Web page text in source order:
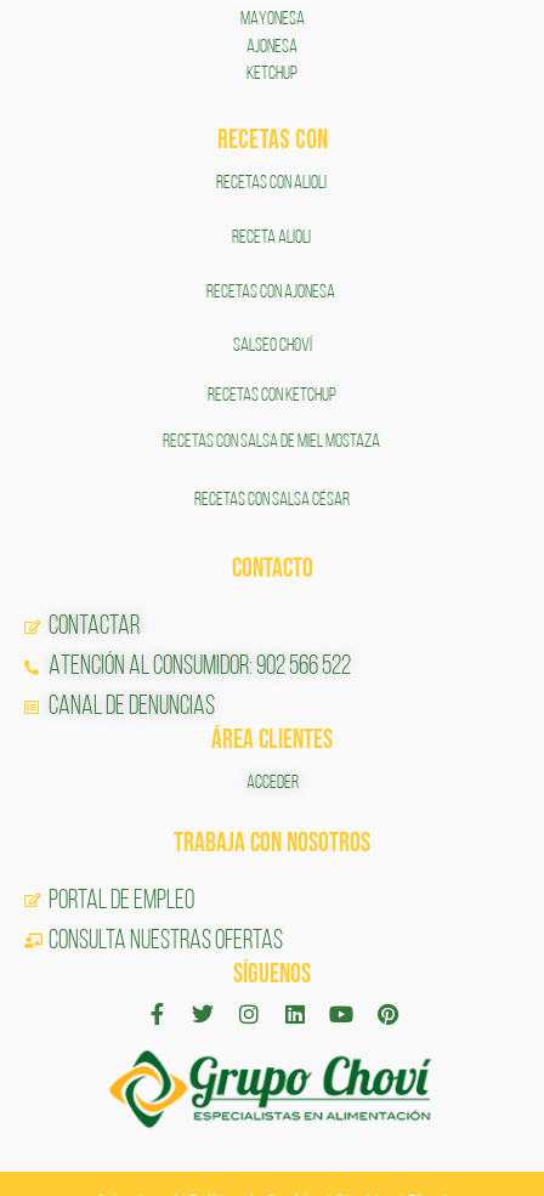
MAYONESA
AJONESA
KETCHUP
RECETAS COn
RECETAS CON ALIOLI
RECETA ALIOLI
RECETAS CON AJONESA
SALSEO CHOVÍ
RECETAS CON KETCHUP
RECETAS CON SALSA DE MIEL MOSTAZA
RECETAS CON SALSA CÉSAR
CONTACTO
Contactar
Atención al Consumidor: 902 566 522
Canal de Denuncias
ÁREA CLIENTES
ACCEDER
TRABAJA CON NOSOTROS
Portal de Empleo
CONSULTA NUESTRAS OFERTAS
SÍGUENOS